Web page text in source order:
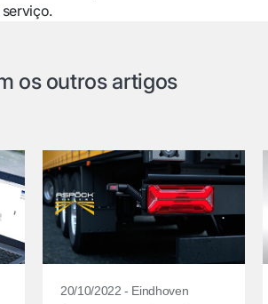
os outros artigos
20/10/2022 - Eindhoven